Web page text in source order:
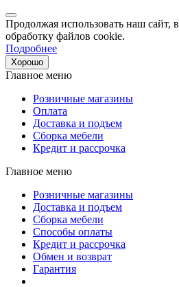
Продолжая использовать наш сайт,
обработку файлов cookie.
Подробнее
Хорошо
Главное меню
Розничные магазины
Оплата
Доставка и подъем
Сборка мебели
Кредит и рассрочка
Главное меню
Розничные магазины
Доставка и подъем
Сборка мебели
Способы оплаты
Кредит и рассрочка
Обмен и возврат
Гарантия